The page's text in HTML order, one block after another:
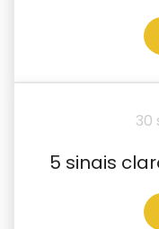
30
5 sinais